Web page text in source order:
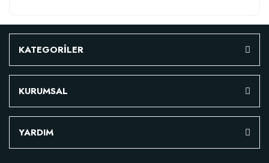
KATEGORİLER
KURUMSAL
YARDIM